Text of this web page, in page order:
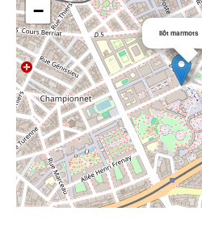
Ilôt marmots
−